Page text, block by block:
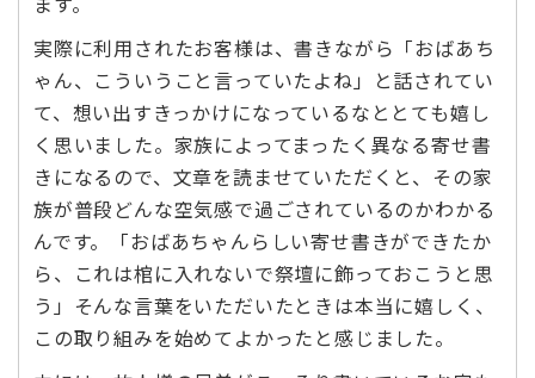
実際に利用されたお客様は、書きながら「おばあち
ゃん、こういうこと言っていたよね」と話されてい
て、想い出すきっかけになっているなととても嬉し
く思いました。家族によってまったく異なる寄せ書
きになるので、文章を読ませていただくと、その家
族が普段どんな空気感で過ごされているのかわかる
んです。「おばあちゃんらしい寄せ書きができたか
ら、これは棺に入れないで祭壇に飾っておこうと思
う」そんな言葉をいただいたときは本当に嬉しく、
この取り組みを始めてよかったと感じました。